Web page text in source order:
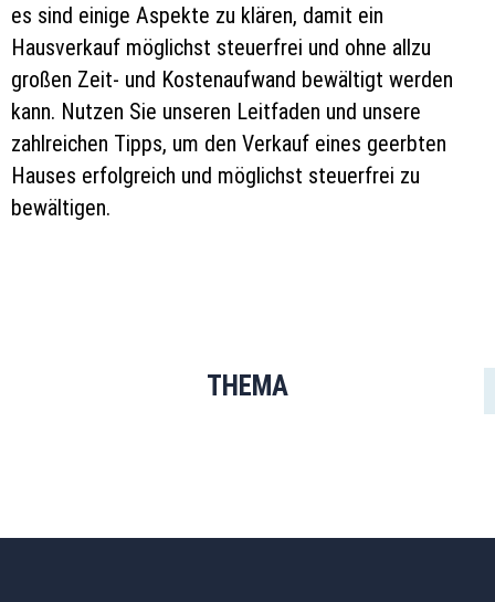
es sind einige Aspekte zu klären, damit ein
Hausverkauf möglichst steuerfrei und ohne allzu
großen Zeit- und Kostenaufwand bewältigt werden
kann. Nutzen Sie unseren Leitfaden und unsere
zahlreichen Tipps, um den Verkauf eines geerbten
Hauses erfolgreich und möglichst steuerfrei zu
bewältigen.
THEMA